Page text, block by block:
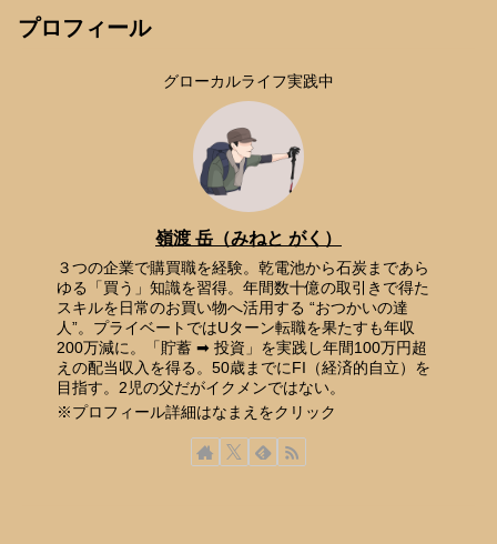
プロフィール
グローカルライフ実践中
嶺渡 岳（みねと がく）
３つの企業で購買職を経験。乾電池から石炭まであら
ゆる「買う」知識を習得。年間数十億の取引きで得た
スキルを日常のお買い物へ活用する “おつかいの達
人”。プライベートではUターン転職を果たすも年収
200万減に。「貯蓄 ➡ 投資」を実践し年間100万円超
えの配当収入を得る。50歳までにFI（経済的自立）を
目指す。2児の父だがイクメンではない。
※プロフィール詳細はなまえをクリック